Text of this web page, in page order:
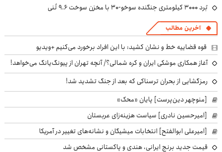
بُرد ۳۰۰۰ کیلومتری جنگنده سوخو-۳۰ با مخزن سوخت ۹.۶ تُنی
آخرین مطالب
قوه قضاییه خط و نشان کشید: با این افراد برخورد می‌کنیم +ویدیو
آغاز همکاری موشکی ایران و کره شمالی؟/ آنچه تهران از پیونگ‌یانگ می‌خواهد!
رمزگشایی از بحران ترسناکی که بعد از جنگ تشدید شد!
[منوچهر دین‌پرست] پایان «محک»
[امیرحسین نادری] سیاست هزینه‌زای عربستان
[امیرعلی ابوالفتح] انتخابات میشیگان و نشانه‌های تغییر در آمریکا
قیمت جدید برنج ایرانی، هندی و پاکستانی مشخص شد